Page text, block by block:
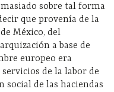
sobre tal forma
que provenía de la
México, del
a base de
europeo era
de la labor de
social de las haciendas